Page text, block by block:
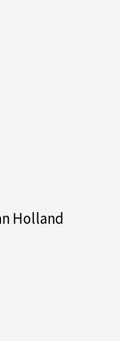
Holland